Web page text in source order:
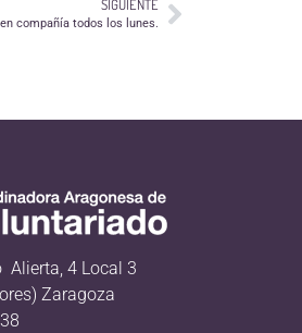
SIGUIENTE
compañía todos los lunes.
Alierta, 4 Local 3
Zaragoza